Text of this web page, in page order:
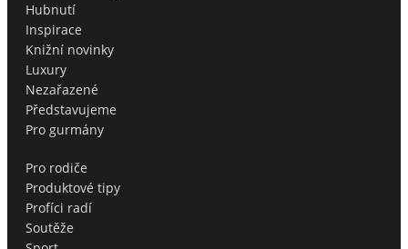
Hubnutí
Inspirace
Knižní novinky
Luxury
Nezařazené
Představujeme
Pro gurmány
Pro rodiče
Produktové tipy
Profíci radí
Soutěže